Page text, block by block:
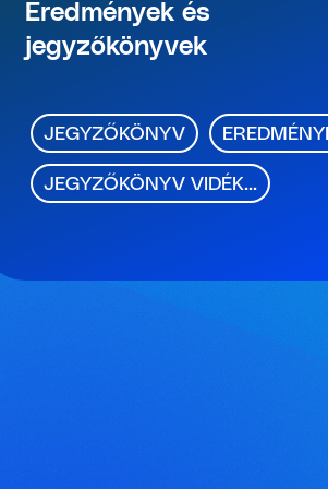
Eredmények és
jegyzőkönyvek
JEGYZŐKÖNYV
JEGYZŐKÖNYV VIDÉK...